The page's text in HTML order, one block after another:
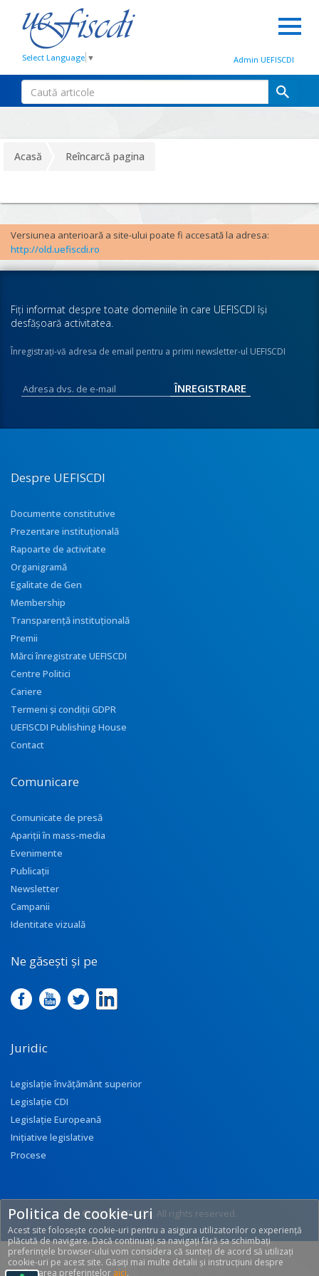
Select Language ▼ Admin UEFISCDI
Acasă Reîncarcă pagina
Versiunea anterioară a site-ului poate fi accesată la adresa:
http://old.uefiscdi.ro
Fiţi informat despre toate domeniile în care UEFISCDI îşi
desfăşoară activitatea.
Înregistraţi-vă adresa de email pentru a primi newsletter-ul UEFISCDI
Despre UEFISCDI
Documente constitutive
Prezentare instituţională
Rapoarte de activitate
Organigramă
Egalitate de Gen
Membership
Transparenţă instituţională
Premii
Mărci înregistrate UEFISCDI
Centre Politici
Cariere
Termeni și condiții GDPR
UEFISCDI Publishing House
Contact
Comunicare
Comunicate de presă
Apariţii în mass-media
Evenimente
Publicații
Newsletter
Campanii
Identitate vizuală
Ne găsești și pe
Juridic
Legislație învățământ superior
Legislație CDI
Legislație Europeană
Inițiative legislative
Procese
© 2017 UEFISCDI. All rights reserved.
[T: 0.3288, O: 92]
Politica de cookie-uri
Acest site folosește cookie-uri pentru a asigura utilizatorilor o experiență
plăcută de navigare. Dacă continuați sa navigați fără sa schimbați
preferințele browser-ului vom considera că sunteți de acord să utilizați
cookie-uri pe acest site. Găsiți mai multe detalii și instrucțiuni despre
modificarea preferințelor aici.